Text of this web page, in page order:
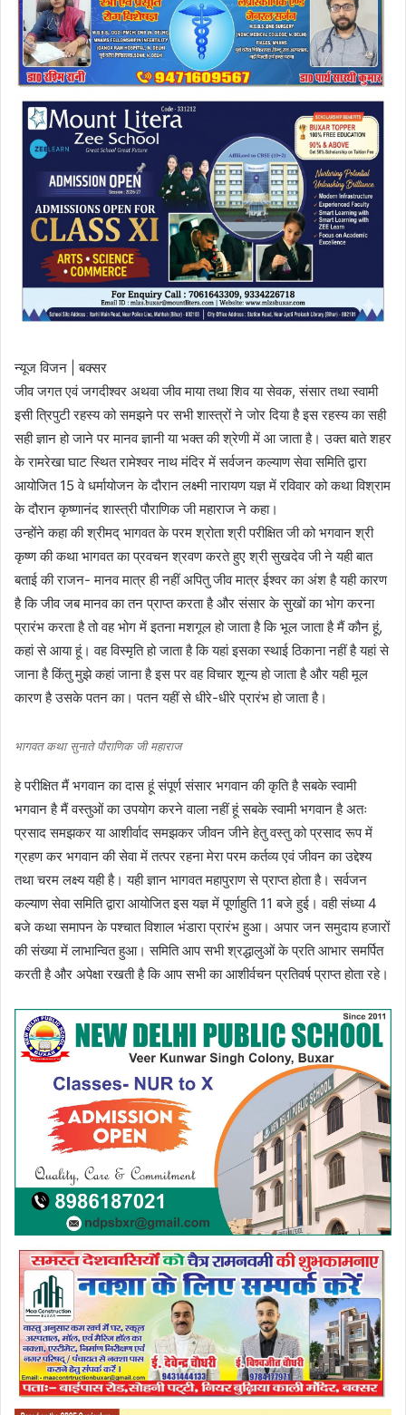
न्यूज विजन | बक्सर
जीव जगत एवं जगदीश्वर अथवा जीव माया तथा शिव या सेवक, संसार तथा स्वामी
इसी त्रिपुटी रहस्य को समझने पर सभी शास्त्रों ने जोर दिया है इस रहस्य का सही
सही ज्ञान हो जाने पर मानव ज्ञानी या भक्त की श्रेणी में आ जाता है। उक्त बाते शहर
के रामरेखा घाट स्थित रामेश्वर नाथ मंदिर में सर्वजन कल्याण सेवा समिति द्वारा
आयोजित 15 वे धर्मायोजन के दौरान लक्ष्मी नारायण यज्ञ में रविवार को कथा विश्राम
के दौरान कृष्णानंद शास्त्री पौराणिक जी महाराज ने कहा।
उन्होंने कहा की श्रीमद् भागवत के परम श्रोता श्री परीक्षित जी को भगवान श्री
कृष्ण की कथा भागवत का प्रवचन श्रवण करते हुए श्री सुखदेव जी ने यही बात
बताई की राजन- मानव मात्र ही नहीं अपितु जीव मात्र ईश्वर का अंश है यही कारण
है कि जीव जब मानव का तन प्राप्त करता है और संसार के सुखों का भोग करना
प्रारंभ करता है तो वह भोग में इतना मशगूल हो जाता है कि भूल जाता है मैं कौन हूं,
कहां से आया हूं। वह विस्मृति हो जाता है कि यहां इसका स्थाई ठिकाना नहीं है यहां से
जाना है किंतु मुझे कहां जाना है इस पर वह विचार शून्य हो जाता है और यही मूल
कारण है उसके पतन का। पतन यहीं से धीरे-धीरे प्रारंभ हो जाता है।
भागवत कथा सुनाते पौराणिक जी महाराज
हे परीक्षित मैं भगवान का दास हूं संपूर्ण संसार भगवान की कृति है सबके स्वामी
भगवान है मैं वस्तुओं का उपयोग करने वाला नहीं हूं सबके स्वामी भगवान है अतः
प्रसाद समझकर या आशीर्वाद समझकर जीवन जीने हेतु वस्तु को प्रसाद रूप में
ग्रहण कर भगवान की सेवा में तत्पर रहना मेरा परम कर्तव्य एवं जीवन का उद्देश्य
तथा चरम लक्ष्य यही है। यही ज्ञान भागवत महापुराण से प्राप्त होता है। सर्वजन
कल्याण सेवा समिति द्वारा आयोजित इस यज्ञ में पूर्णाहुति 11 बजे हुई। वही संध्या 4
बजे कथा समापन के पश्चात विशाल भंडारा प्रारंभ हुआ। अपार जन समुदाय हजारों
की संख्या में लाभान्वित हुआ। समिति आप सभी श्रद्धालुओं के प्रति आभार समर्पित
करती है और अपेक्षा रखती है कि आप सभी का आशीर्वचन प्रतिवर्ष प्राप्त होता रहे।